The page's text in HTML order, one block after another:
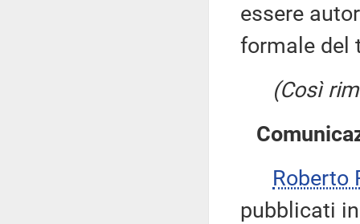
essere
formale del
(Così
Roberto
pubblicati